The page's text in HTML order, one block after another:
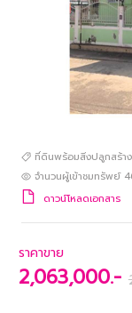
ที่ดินพร้อมสิ่งปลูกสร้าง
จำนวนผู้เข้าชมทรัพย์
ดาวน์โหลดเอกสาร
ราคาขาย
2,063,000.-